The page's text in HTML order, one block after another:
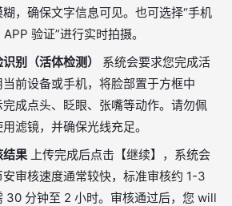
，确保文字信息可见。也可选择“手机
验证”进行实时拍摄。
别（活体检测）
系统会要求您完成活
前设备或手机，将脸部置于方框中
成点头、眨眼、张嘴等动作。请勿佩
滤镜，并确保光线充足。
结果 上传完成后点击【继续】，系统会
审核速度通常较快，标准审核约 1-3
30 分钟至 2 小时。审核通过后，您 will